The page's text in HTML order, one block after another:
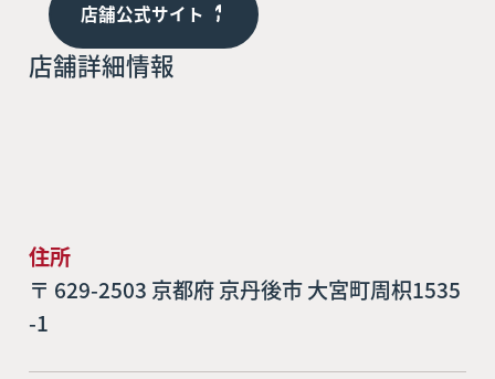
店舗公式サイト
店舗詳細情報
住所
〒 629-2503 京都府 京丹後市 大宮町周枳1535
-1